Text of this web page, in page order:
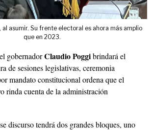
al asumir. Su frente electoral es ahora más amplio
que en 2023.
gobernadorClaudio Poggibrindará el
de sesiones legislativas, ceremonia
mandato constitucional ordena que el
rinda cuenta de la administración
discurso tendrá dos grandes bloques, uno